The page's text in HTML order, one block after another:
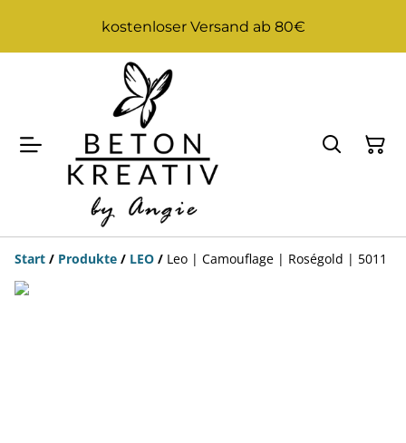
kostenloser Versand ab 80€
Start / Produkte / LEO / Leo | Camouflage | Roségold | 5011